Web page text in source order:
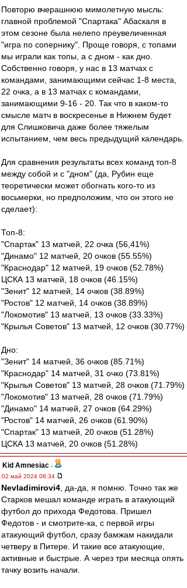
Повторю вчерашнюю мимолетную мысль:
главной проблемой "Спартака" Абаскаля в
этом сезоне была нелепо преувеличенная
"игра по сопернику". Проще говоря, с топами
мы играли как топы, а с дном - как дно.
Собственно говоря, у нас в 13 матчах с
командами, занимающими сейчас 1-8 места,
22 очка, а в 13 матчах с командами,
занимающими 9-16 - 20. Так что в каком-то
смысле матч в воскресенье в Нижнем будет
для Слишковича даже более тяжелым
испытанием, чем весь предыдущий календарь.
Для сравнения результаты всех команд топ-8
между собой и с "дном" (да, Рубин еще
теоретически может обогнать кого-то из
восьмерки, но предположим, что он этого не
сделает):
Топ-8:
"Спартак" 13 матчей, 22 очка (56,41%)
"Динамо" 12 матчей, 20 очков (55.55%)
"Краснодар" 12 матчей, 19 очков (52.78%)
ЦСКА 13 матчей, 18 очков (46.15%)
"Зенит" 12 матчей, 14 очков (38.89%)
"Ростов" 12 матчей, 14 очков (38.89%)
"Локомотив" 13 матчей, 13 очков (33.33%)
"Крылья Советов" 13 матчей, 12 очков (30.77%)
Дно:
"Зенит" 14 матчей, 36 очков (85.71%)
"Краснодар" 14 матчей, 31 очко (73.81%)
"Крылья Советов" 13 матчей, 28 очков (71.79%)
"Локомотив" 13 матчей, 28 очков (71.79%)
"Динамо" 14 матчей, 27 очков (64.29%)
"Ростов" 14 матчей, 26 очков (61.90%)
"Спартак" 13 матчей, 20 очков (51.28%)
ЦСКА 13 матчей, 20 очков (51.28%)
Kid Amnesiac -
02 май 2024 08:34
Nevladimirovi4 , да-да, я помню. Точно так же
Старков мешал команде играть в атакующий
футбол до прихода Федотова. Пришел
Федотов - и смотрите-ка, с первой игры
атакующий футбол, сразу бамжам накидали
четверу в Питере. И такие все атакующие,
активные и быстрые. А через три месяца опять
тачку возить начали.